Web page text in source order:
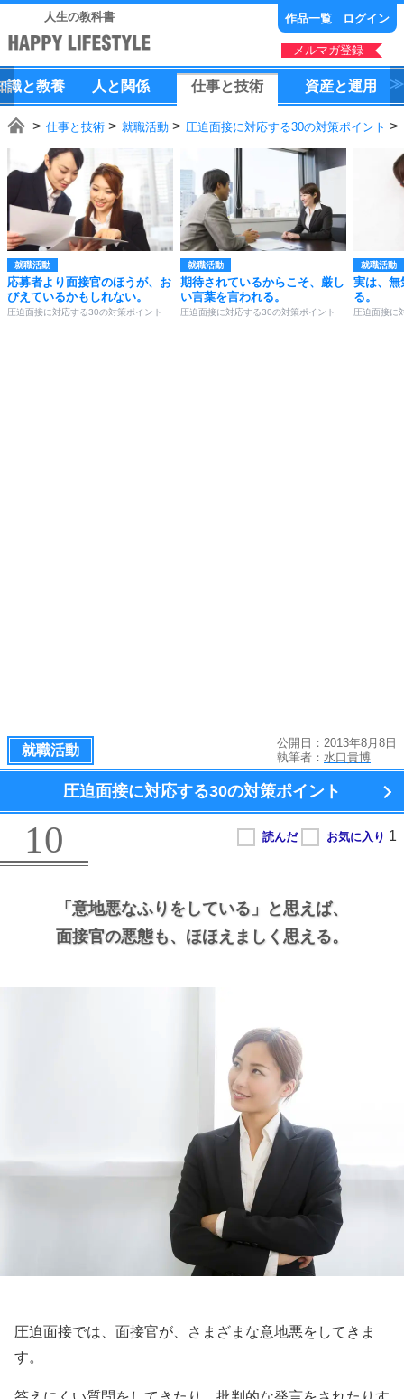
人生の教科書 作品一覧 ログイン
メルマガ登録
識と教養 人 と 関係 仕事と技術 資産と運用
仕事と技術 就職活動 圧迫面接に対応する30の対策ポイント
就職活動
応募者より面接官のほうが、お
びえているかもしれない。
圧迫面接に対応する30の対策ポイント
就職活動
期待されているからこそ、厳し
い言葉を言われる。
圧迫面接に対応する30の対策ポイント
就職活動
実は、無
る。
圧迫面接に
就職活動
公開日：2013年8月8日
執筆者： 水口貴博
圧迫面接に対応する30の対策ポイント
10
「意地悪なふりをしている」と思えば、
面接官の悪態も、 ほほえましく思える。
圧迫面接では、面接官が、さまざまな意地悪をしてきま
す。